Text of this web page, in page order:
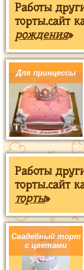
Работы
торты.сайт
рождения»
Для принцессы
Работы
торты.сайт
торты»
Свадебный торт
с цветами